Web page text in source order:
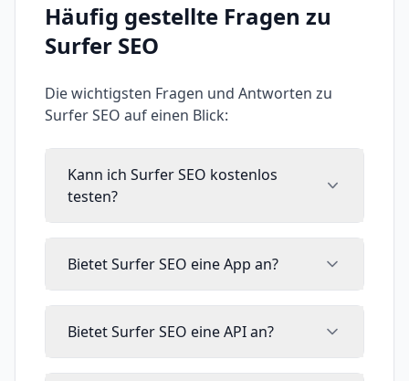
Häufig gestellte Fragen zu
Surfer SEO
Die wichtigsten Fragen und Antworten zu
Surfer SEO auf einen Blick:
Kann ich Surfer SEO kostenlos
testen?
Bietet Surfer SEO eine App an?
Bietet Surfer SEO eine API an?